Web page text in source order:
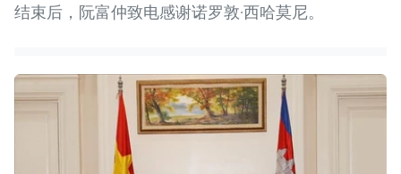
结束后，阮富仲致电感谢诺罗敦·西哈莫尼。